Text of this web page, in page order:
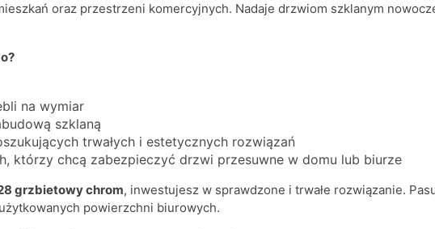
oraz przestrzeni komercyjnych. Nadaje drzwiom szklanym
na wymiar
szklaną
trwałych i estetycznych rozwiązań
którzy chcą zabezpieczyć drzwi przesuwne w domu lub biurze
grzbietowy chrom, inwestujesz w sprawdzone i trwałe rozwiązanie.
powierzchni biurowych.